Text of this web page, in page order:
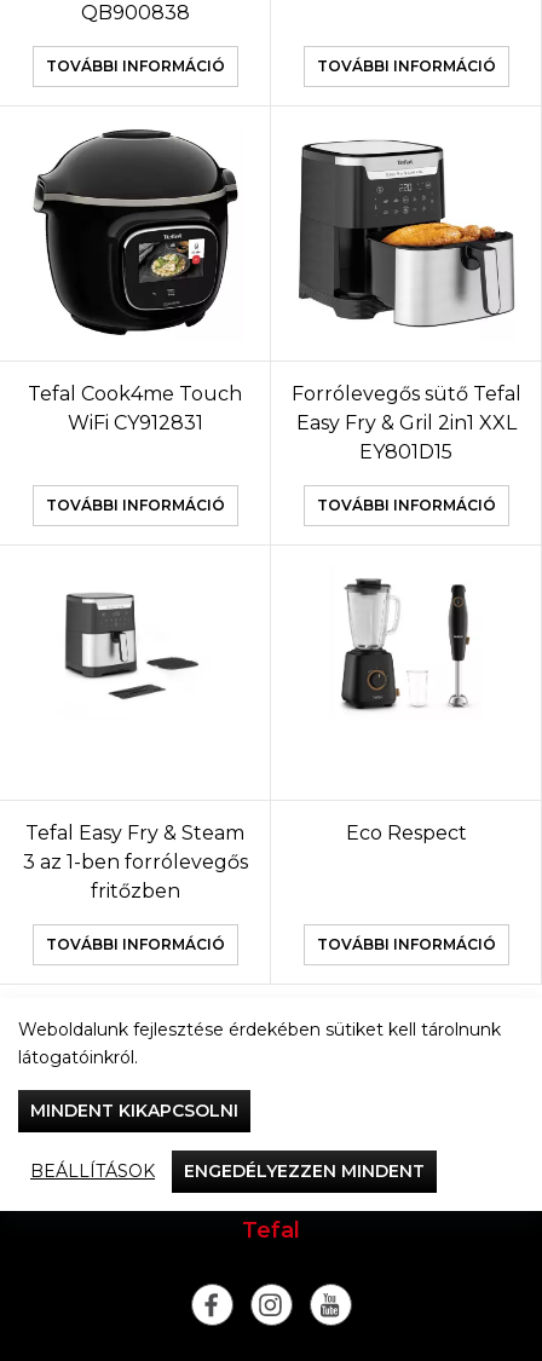
QB900838
TOVÁBBI INFORMÁCIÓ TOVÁBBI INFORMÁCIÓ
Tefal Cook4me Touch
WiFi CY912831
TOVÁBBI INFORMÁCIÓ
Forrólevegős sütő Tefal
Easy Fry & Gril 2in1 XXL
EY801D15
TOVÁBBI INFORMÁCIÓ
Tefal Easy Fry & Steam
3 az 1-ben forrólevegős
fritőzben
TOVÁBBI INFORMÁCIÓ
Eco Respect
TOVÁBBI INFORMÁCIÓ
TOVÁBBI TERMÉKEK
Vacsorázzunk együtt
Tefal
Weboldalunk fejlesztése érdekében sütiket kell tárolnunk
látogatóinkról.
MINDENT KIKAPCSOLNI
BEÁLLÍTÁSOK ENGEDÉLYEZZEN MINDENT